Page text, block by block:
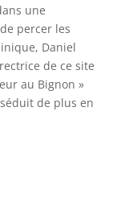
une
percer les
Daniel
de ce site
au Bignon »
de plus en